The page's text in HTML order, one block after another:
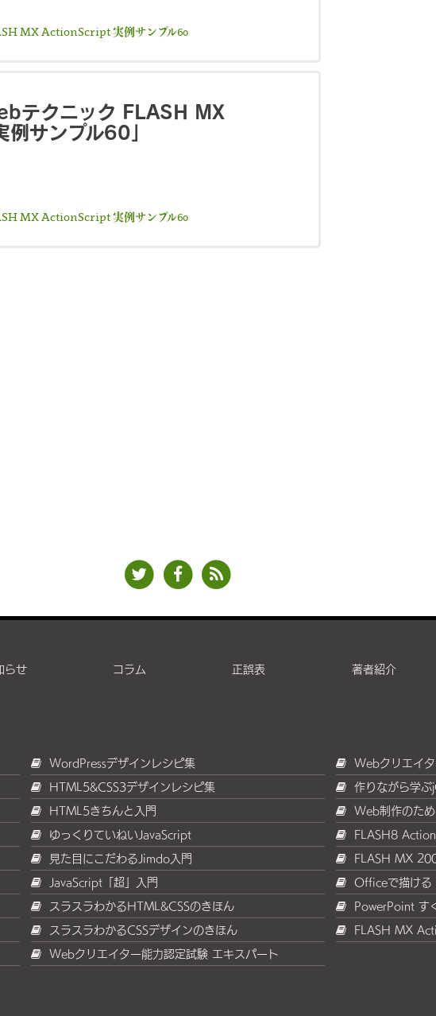
MX ActionScript 実例サンプル60
テクニック FLASH MX
サンプル60」
MX ActionScript 実例サンプル60
らせ コラム 正誤表 著者紹介
WordPressデザインレシピ集
HTML5&CSS3デザインレシピ集
HTML5きちんと入門
ゆっくりていねいJavaScript
見た目にこだわるJimdo入門
JavaScript「超」入門
スラスラわかるHTML&CSSのきほん
スラスラわかるCSSデザインのきほん
Webクリエイター能力認定試験 エキスパート
Webクリエイ
作りながら学
Web制作のた
FLASH8
FLASH MX
Officeで描ける
PowerPoint す
FLASH MX